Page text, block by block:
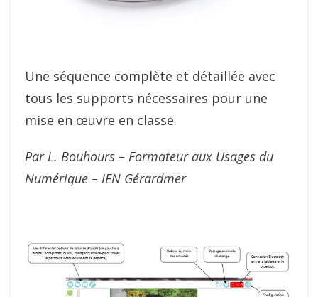
Une séquence complète et détaillée avec
tous les supports nécessaires pour une
mise en œuvre en classe.
Par L. Bouhours – Formateur aux Usages du
Numérique – IEN Gérardmer